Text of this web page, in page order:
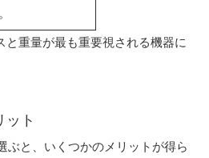
と重量が最も重要視される機器に
ット
ぶと、いくつかのメリットが得ら